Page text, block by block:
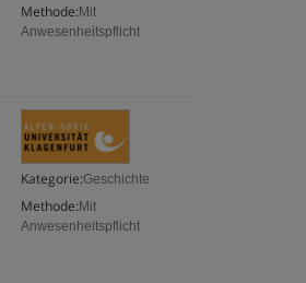
Methode: Mit
Anwesenheitspflicht
Kategorie:Geschichte
Methode: Mit
Anwesenheitspflicht